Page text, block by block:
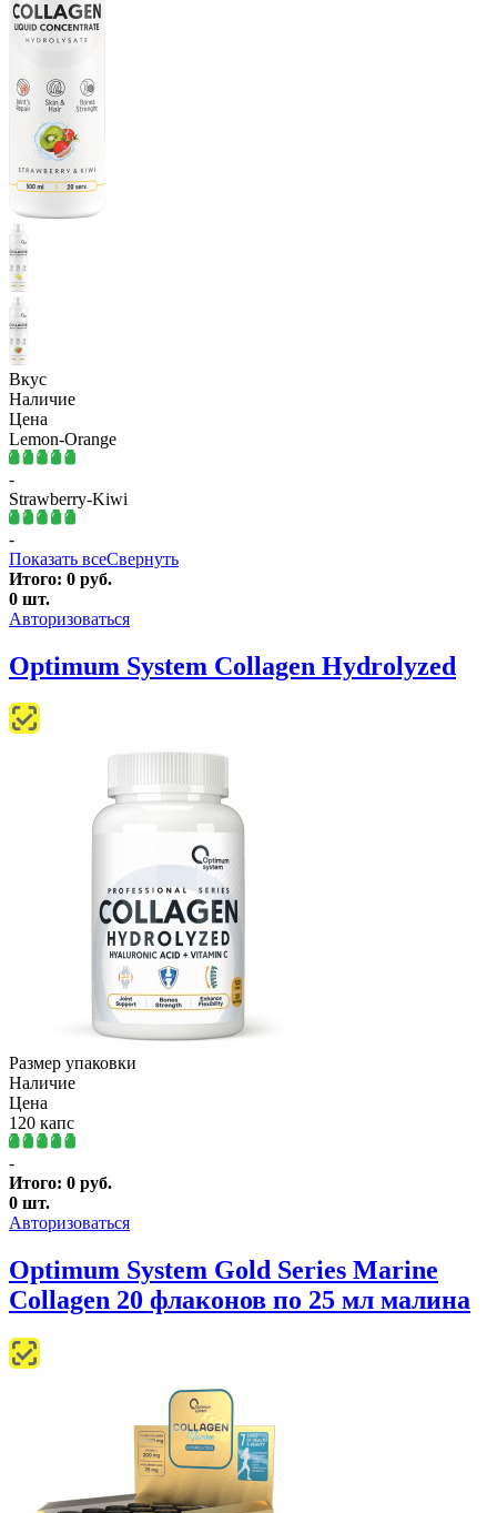
Вкус
Наличие
Цена
Lemon-Orange
-
Strawberry-Kiwi
-
Показать всеСвернуть
Итого: 0 руб.
0 шт.
Авторизоваться
Optimum System Collagen Hydrolyzed
Размер упаковки
Наличие
Цена
120 капс
-
Итого: 0 руб.
0 шт.
Авторизоваться
Optimum System Gold Series Marine
Collagen 20 флаконов по 25 мл малина